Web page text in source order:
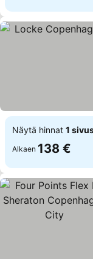
Näytä hinnat 1
Alkaen 138 €